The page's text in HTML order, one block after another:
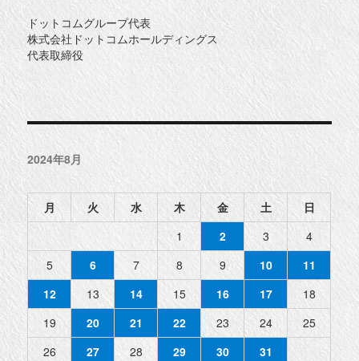
ドットコムグループ代表
株式会社ドットコムホールディングス
代表取締役
2024年8月
月 火 水 木 金 土
日
1
2 3
4
5
6 7 8 9 10
11
12
13 14 15 16 17
18
19
20 21 22 23 24
25
26
27 28 29 30 31